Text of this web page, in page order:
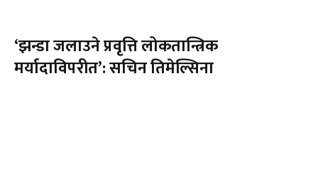
‘झन्डा जलाउने प्रवृत्ति लोकतान्त्रिक
मर्यादाविपरीत’: सचिन तिमेल्सिना